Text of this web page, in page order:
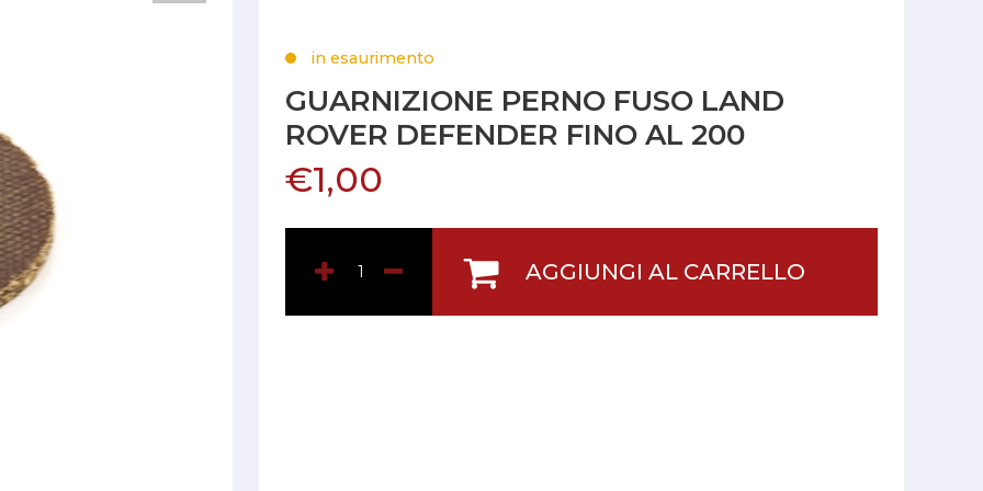
in esaurimento
GUARNIZIONE PERNO FUSO LAND
ROVER DEFENDER FINO AL 200
€1,00
AGGIUNGI AL CARRELLO